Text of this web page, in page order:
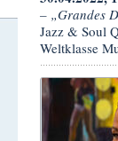
– „Grandes
Jazz & Soul
Weltklasse